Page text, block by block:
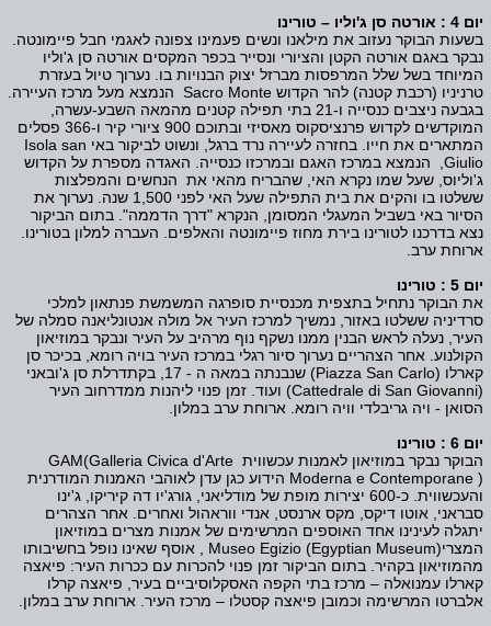
יום 4 : אורטה סן ג'וליו – טורינו
בשעות הבוקר נעזוב את מילאנו ונשים פעמינו צפונה לאגמי חבל פיימונטה.
נבקר באגם אורטה הקטן והציורי ונסייר בכפר המקסים אורטה סן ג'וליו
המיוחד בשל שלל המרפסות מברזל יצוק הבנויות בו. נערוך טיול בעזרת
טרניניו (רכבת קטנה) להר הקדוש Sacro Monte הנמצא מעל מרכז העיירה.
בגבעה ניצבים כנסייה ו-21 בתי תפילה קטנים מהמאה השבע-עשרה,
המוקדשים לקדוש פרנציסקוס מאסיזי ובתוכם 900 ציורי קיר ו-366 פסלים
המתארים את חייו. בחזרה לעיירה נרד ברגל, ונשוט לביקור באי Isola san
Giulio, הנמצא במרכז האגם ובמרכזו כנסייה. האגדה מספרת על הקדוש
ג'וליוס, שעל שמו נקרא האי, שהבריח מהאי את הנחשים והמפלצות
ששלטו בו והקים את בית התפילה שעל האי לפני 1,500 שנה. נערוך את
הסיור באי בשביל המעגלי המסומן, הנקרא "דרך הדממה". בתום הביקור
נצא בדרכנו לטורינו בירת מחוז פיימונטה והאלפים. העברה למלון בטורינו.
ארוחת ערב.
יום 5 : טורינו
את הבוקר נתחיל בתצפית מכנסיית סופרגה המשמשת פנתאון למלכי
סרדיניה ששלטו באזור, נמשיך למרכז העיר אל מולה אנטונליאנה סמלה של
העיר, נעלה לראש הבנין ממנו נשקף נוף מרהיב על העיר ונבקר במוזיאון
הקולנוע. אחר הצהריים נערוך סיור רגלי במרכז העיר בויה רומא, בכיכר סן
קארלו (Piazza San Carlo) שנבנתה במאה ה - 17, בקתדרלת סן ג'ובאני
(Cattedrale di San Giovanni) ועוד. זמן פנוי ליהנות ממדרחוב העיר
הסואן - ויה גריבלדי וויה רומא. ארוחת ערב במלון.
יום 6 : טורינו
הבוקר נבקר במוזיאון לאמנות עכשווית GAM(Galleria Civica d'Arte
Moderna e Contemporane ) הידוע כגן עדן לאוהבי האמנות המודרנית
והעכשווית. כ-600 יצירות מופת של מודליאני, גורג'יו דה קיריקו, ג'ינו
סבראני, אוטו דיקס, מקס ארנסט, אנדי ווראהול ואחרים. אחר הצהרים
יתגלה לעינינו אחד האוספים המרשימים של אמנות מצרים במוזיאון
המצריMuseo Egizio (Egyptian Museum) , אוסף שאינו נופל בחשיבותו
מהמוזיאון בקהיר. בתום הביקור זמן פנוי להכרות עם ככרות העיר: פיאצה
קארלו עמנואלה – מרכז בתי הקפה האסקלוסיביים בעיר, פיאצה קרלו
אלברטו המרשימה וכמובן פיאצה קסטלו – מרכז העיר. ארוחת ערב במלון.